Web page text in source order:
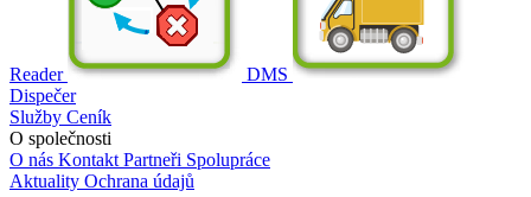
Reader
DMS
Dispečer
Služby Ceník
O společnosti
O nás Kontakt Partneři Spolupráce
Aktuality Ochrana údajů